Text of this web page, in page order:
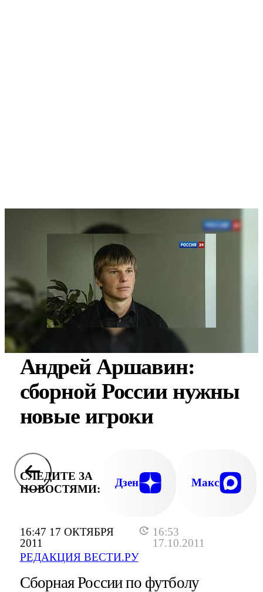
16:47 17 ОКТЯБРЯ
2011
16:53
17.10.2011
РЕДАКЦИЯ ВЕСТИ.РУ
Андрей Аршавин:
сборной России нужны
новые игроки
СЛЕДИТЕ ЗА
НОВОСТЯМИ:
Дзен Макс
Сборная России по футболу